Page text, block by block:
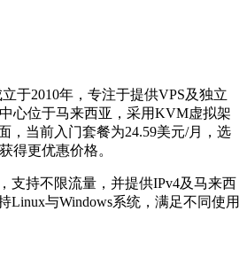
立于2010年，专注于提供VPS及独立
心位于马来西亚，采用KVM虚拟架
，当前入门套餐为24.59美元/月，选
得更优惠价格。
支持不限流量，并提供IPv4及马来西
Linux与Windows系统，满足不同使用